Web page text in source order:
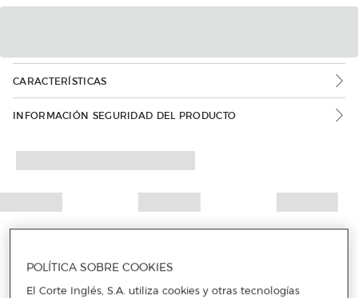
CARACTERÍSTICAS
INFORMACIÓN SEGURIDAD DEL PRODUCTO
POLÍTICA SOBRE COOKIES
El Corte Inglés, S.A. utiliza cookies y otras tecnologías